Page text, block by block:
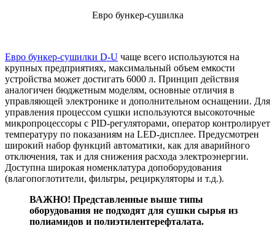
Евро бункер-сушилка
Евро бункер-сушилки D-U чаще всего используются на
крупных предприятиях, максимальный объем емкости
устройства может достигать 6000 л. Принцип действия
аналогичен бюджетным моделям, основные отличия в
управляющей электронике и дополнительном оснащении. Для
управления процессом сушки используются высокоточные
микропроцессоры с PID-регуляторами, оператор контролирует
температуру по показаниям на LED-дисплее. Предусмотрен
широкий набор функций автоматики, как для аварийного
отключения, так и для снижения расхода электроэнергии.
Доступна широкая номенклатура допоборудования
(влагопоглотители, фильтры, рециркуляторы и т.д.).
ВАЖНО! Представленные выше типы
оборудования не подходят для сушки сырья из
полиамидов и полиэтилентерефталата.